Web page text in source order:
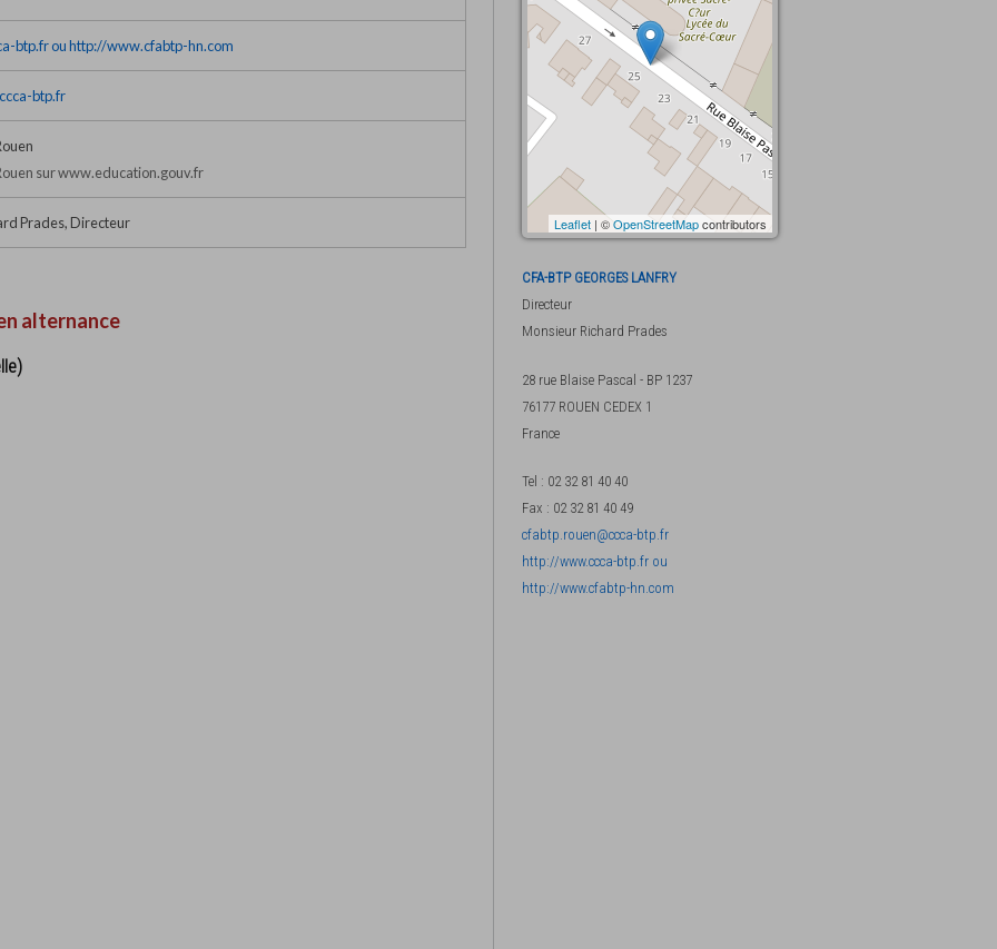
btp.fr ou http://www.cfabtp-hn.com
btp.fr
sur www.education.gouv.fr
Prades, Directeur
alternance
Leaflet | ©OpenStreetMapcontributors
CFA-BTP GEORGES LANFRY
Directeur
Monsieur Richard Prades
28 rue Blaise Pascal - BP 1237
76177 ROUEN CEDEX 1
France
Tel : 02 32 81 40 40
Fax : 02 32 81 40 49
cfabtp.rouen@ccca-btp.fr
http://www.ccca-btp.fr ou
http://www.cfabtp-hn.com